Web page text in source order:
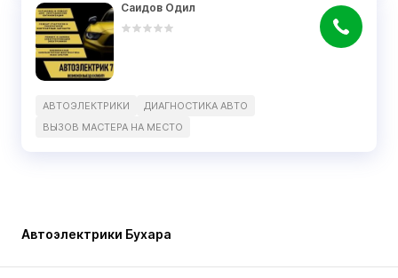
Саидов Одил
АВТОЭЛЕКТРИКИ
ДИАГНОСТИКА АВТО
ВЫЗОВ МАСТЕРА НА МЕСТО
Автоэлектрики Бухара